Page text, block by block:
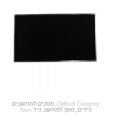
Default Category
,מסכים למחשבים
ניידים,מסך למחשב נייד Asus